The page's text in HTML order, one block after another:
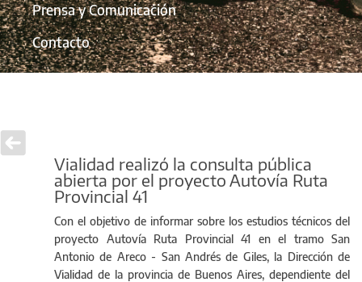
Prensa y Comunicación
Contacto
Vialidad realizó la consulta pública
abierta por el proyecto Autovía Ruta
Provincial 41
Con el objetivo de informar sobre los estudios técnicos del
proyecto Autovía Ruta Provincial 41 en el tramo San
Antonio de Areco - San Andrés de Giles, la Dirección de
Vialidad de la provincia de Buenos Aires, dependiente del